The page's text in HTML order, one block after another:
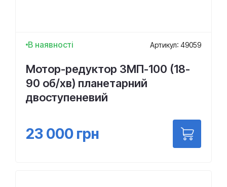
В наявності Артикул: 49059
Мотор-редуктор 3МП-100 (18-
90 об/хв) планетарний
двоступеневий
23 000 грн